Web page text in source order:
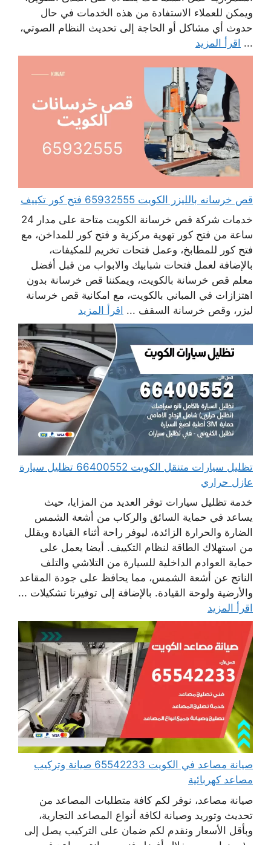
ويمكن للعملاء الاستفادة من هذه الخدمات في حال
حدوث أي مشاكل أو الحاجة إلى تحديث النظام الصوتي،
... اقرأ المزيد
قص خرسانه بالليزر الكويت 65932555 فتح كور تكييف
خدمات شركة قص خرسانة الكويت متاحة على مدار 24
ساعة من فتح كور تهوية مركزية و فتح كور للمداخن، مع
فتح كور للمطابخ، وعمل فتحات تخريم للمكيفات،
بالإضافة لعمل فتحات شبابيك والابواب من قبل أفضل
معلم قص خرسانة بالكويت، ويمكننا قص خرسانة بدون
اهتزازات في المباني بالكويت، مع امكانية قص خرسانة
ليزر، وقص خرسانة السقف ... اقرأ المزيد
تظليل سيارات متنقل الكويت 66400552 تظليل سيارة
عازل حراري
خدمة تظليل سيارات توفر العديد من المزايا، حيث
يساعد في حماية السائق والركاب من أشعة الشمس
الضارة والحرارة الزائدة، ليوفر راحة أثناء القيادة ويقلل
من استهلاك الطاقة لنظام التكييف. أيضا يعمل على
حماية العوادم الداخلية للسيارة من التلاشي والتلف
الناتج عن أشعة الشمس، مما يحافظ على جودة المقاعد
والأرضية ولوحة القيادة. بالإضافة إلى توفيرنا تشكيلات ...
اقرأ المزيد
صيانة مصاعد في الكويت 65542233 صيانة وتركيب
مصاعد كهربائية
صيانة مصاعد، نوفر لكم كافة متطلبات المصاعد من
تحديث وتوريد وصيانة لكافة أنواع المصاعد التجارية،
وبأقل الأسعار ونقدم لكم ضمان على التركيب يصل إلى